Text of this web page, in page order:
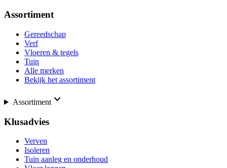
Assortiment
Gereedschap
Verf
Vloeren & tegels
Tuin
Alle merken
Bekijk het assortiment
Assortiment
Klusadvies
Verven
Isoleren
Tuin aanleg en onderhoud